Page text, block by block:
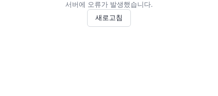
서버에 오류가 발생했습니다.
새로고침